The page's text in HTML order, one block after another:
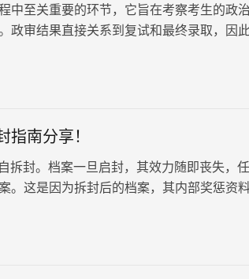
中至关重要的环节，它旨在考察考生的政
政审结果直接关系到复试和最终录取，因
南分享！
拆封。档案一旦启封，其效力随即丧失，
。这是因为拆封后的档案，其内部奖惩资